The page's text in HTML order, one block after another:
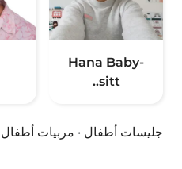
Hana Baby-
sitt..
جليسات أطفال · مربيات أطفال